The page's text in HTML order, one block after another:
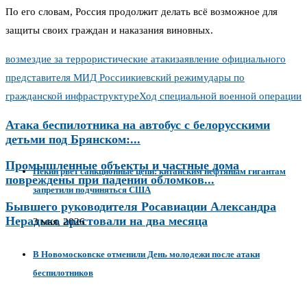
По его словам, Россия продолжит делать всё возможное для
защиты своих граждан и наказания виновных.
возмездие за террористические атакизаявление официального
представителя МИД Россиикиевский режимудары по
гражданской инфраструктуреХод специальной военной операции
Атака беспилотника на автобус с белорусскими
детьми под Брянском:...
Промышленные объекты и частные дома
повреждены при падении обломков...
Бывшего руководителя Росавиации Александра
Нерадько арестовали на два месяца
Пекин рвёт санкционные цепи: китайским нефтяным гигантам
запретили подчиняться США
3 мая, 2026
В Новомосковске отменили День молодежи после атаки
беспилотников